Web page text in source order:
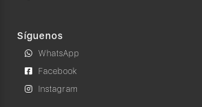
Síguenos
WhatsApp
Facebook
Instagram